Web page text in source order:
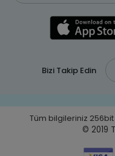
Bizi Takip Edin
Tüm bilgileriniz 256bit
© 2019